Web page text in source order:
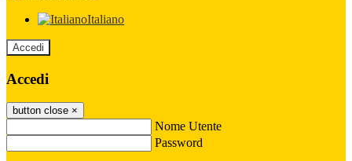
Italiano
Accedi
Accedi
button close ×
Nome Utente
Password